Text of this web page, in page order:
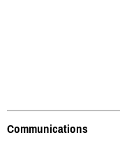
Communications